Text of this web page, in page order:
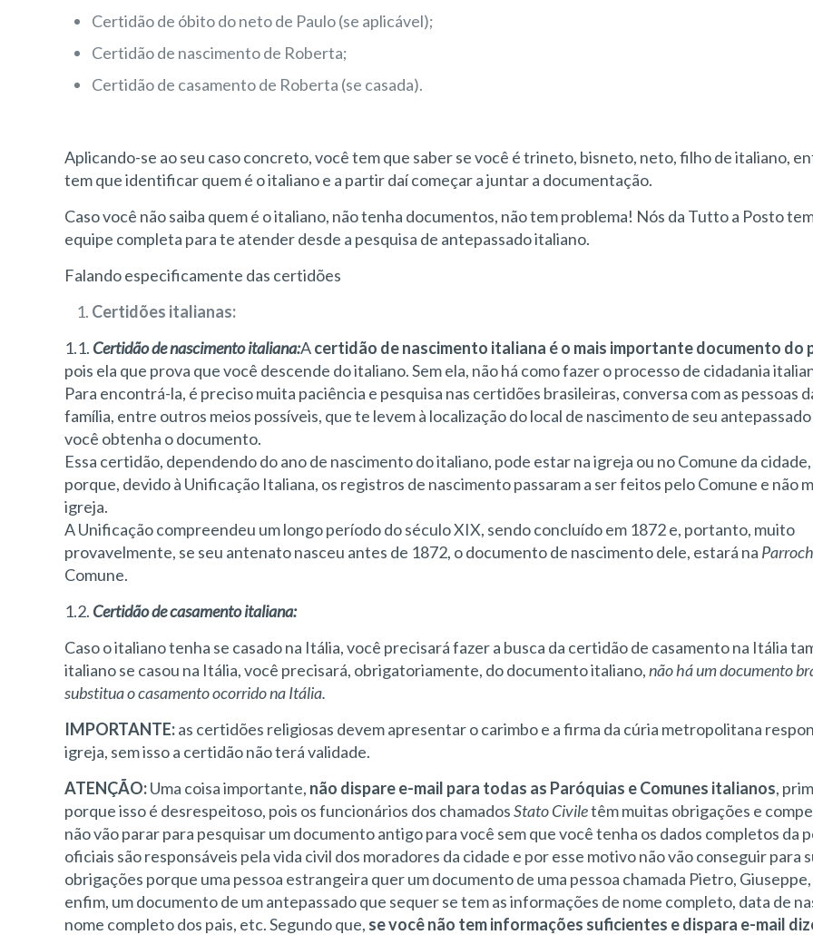
Certidão de óbito do neto de Paulo (se aplicável);
Certidão de nascimento de Roberta;
Certidão de casamento de Roberta (se casada).
Aplicando-se ao seu caso concreto, você tem que saber se você é trineto, bisneto, neto, filho de italiano,
tem que identificar quem é o italiano e a partir daí começar a juntar a documentação.
Caso você não saiba quem é o italiano, não tenha documentos, não tem problema! Nós da Tutto a Posto
equipe completa para te atender desde a pesquisa de antepassado italiano.
Falando especificamente das certidões
Certidões italianas:
1.1. Certidão de nascimento italiana:Acertidão de nascimento italiana é o mais importante documento do
pois ela que prova que você descende do italiano. Sem ela, não há como fazer o processo de cidadania
Para encontrá-la, é preciso muita paciência e pesquisa nas certidões brasileiras, conversa com as pessoas
família, entre outros meios possíveis, que te levem à localização do local de nascimento de seu antepassado
você obtenha o documento.
Essa certidão, dependendo do ano de nascimento do italiano, pode estar na igreja ou no Comune da
porque, devido à Unificação Italiana, os registros de nascimento passaram a ser feitos pelo Comune e não
igreja.
A Unificação compreendeu um longo período do século XIX, sendo concluído em 1872 e, portanto, muito
provavelmente, se seu antenato nasceu antes de 1872, o documento de nascimento dele, estará na
Comune.
1.2. Certidão de casamento italiana:
Caso o italiano tenha se casado na Itália, você precisará fazer a busca da certidão de casamento na Itália
italiano se casou na Itália, você precisará, obrigatoriamente, do documento italiano,não há um documento
substitua o casamento ocorrido na Itália.
IMPORTANTE:as certidões religiosas devem apresentar o carimbo e a firma da cúria metropolitana
igreja, sem isso a certidão não terá validade.
ATENÇÃO:Uma coisa importante, não dispare e-mail para todas as Paróquias e Comunes italianos,
porque isso é desrespeitoso, pois os funcionários dos chamadosStato Civiletêm muitas obrigações e
não vão parar para pesquisar um documento antigo para você sem que você tenha os dados completos da
oficiais são responsáveis pela vida civil dos moradores da cidade e por esse motivo não vão conseguir para
obrigações porque uma pessoa estrangeira quer um documento de uma pessoa chamada Pietro,
enfim, um documento de um antepassado que sequer se tem as informações de nome completo, data de
nome completo dos pais, etc. Segundo que, se você não tem informações suficientes e dispara e-mail